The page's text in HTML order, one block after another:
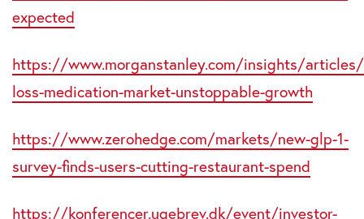
expected
https://www.morganstanley.com/insights/
loss-medication-market-unstoppable-growth
https://www.zerohedge.com/markets/new-glp-1-
survey-finds-users-cutting-restaurant-spend
https://konferencer.ugebrev.dk/event/investor-